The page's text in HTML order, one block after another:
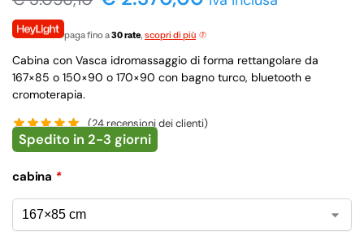
paga fino a30 rate, scopri di più
Cabina con Vasca idromassaggio di forma rettangolare da
167×85 o 150×90 o 170×90 con bagno turco, bluetooth e
cromoterapia.
(24recensioni dei clienti)
Spedito in 2-3 giorni
cabina *